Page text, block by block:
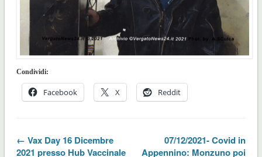
Condividi:
Facebook X Reddit
← Vax Day 16 Dicembre
2021 presso Hub Vaccinale
07/12/2021- Covid in
Appennino: Monzuno poi